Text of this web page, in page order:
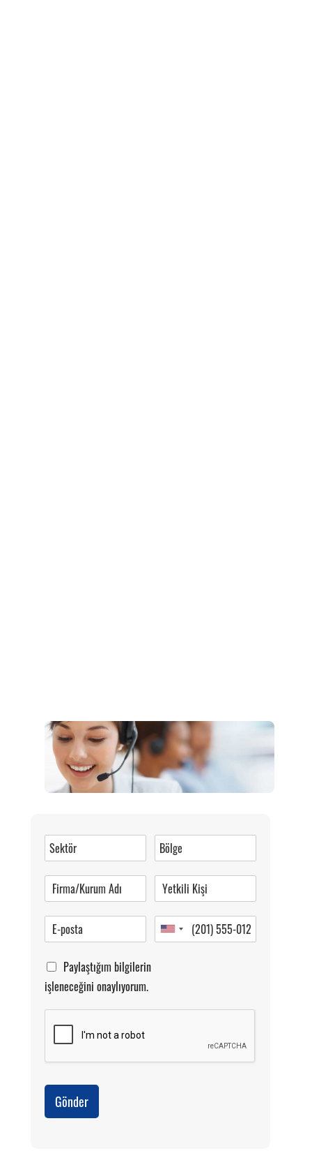
0 (216) 462 49 34
Pazartesi-Cumartesi 09.00-20.00
Paylaştığım bilgilerin
işleneceğini onaylıyorum.
Gönder